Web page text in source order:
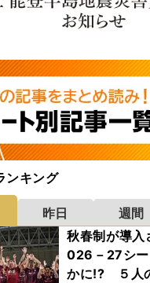
ンキング
昨日 週間
秋春制が導
026－27シー
かに!? ５人